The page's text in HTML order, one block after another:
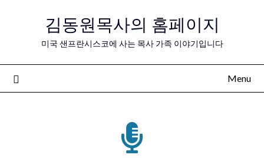
김동원목사의 홈페이지
미국 샌프란시스코에 사는 목사 가족 이야기입니다
Menu